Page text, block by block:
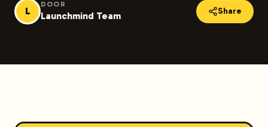
L
DOOR
Launchmind Team Share